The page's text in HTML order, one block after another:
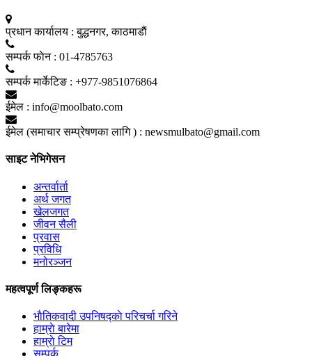
प्रधान कार्यालय : बुद्धनगर, काठमाडाैं
सम्पर्क फाेन : 01-4785763
सम्पर्क मार्केटिङ : +977-9851076864
ईमेल : info@moolbato.com
ईमेल (समाचार सम्प्रेषणका लागि ) : newsmulbato@gmail.com
साइट नेभिगेसन
अन्तर्वार्ता
अर्थ जगत
खेलजगत
जीवन सैली
प्रवास
प्रविधि
मनोरञ्जन
महत्वपूर्ण लिङ्कहरू
भाैतिकवादी उपनिषद्काे परिचर्चा गरिने
हाम्राे बारेमा
हाम्राे टिम
सम्पर्क